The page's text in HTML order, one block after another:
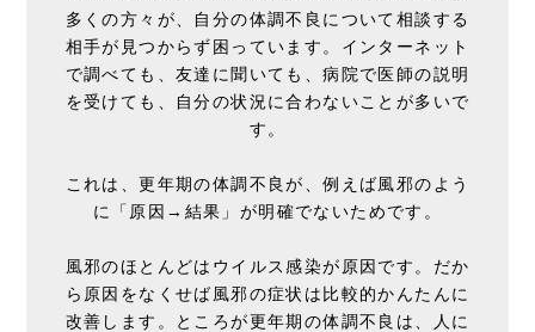
多くの方々が、自分の体調不良について相談する
相手が見つからず困っています。インターネット
で調べても、友達に聞いても、病院で医師の説明
を受けても、自分の状況に合わないことが多いで
す。
これは、更年期の体調不良が、例えば風邪のよう
に「原因→結果」が明確でないためです。
風邪のほとんどはウイルス感染が原因です。だか
ら原因をなくせば風邪の症状は比較的かんたんに
改善します。ところが更年期の体調不良は、人に